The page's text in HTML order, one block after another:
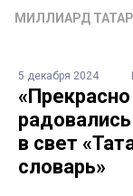
МИЛЛИАРД ТАТАР
5 декабря 2024
в свет
словарь»